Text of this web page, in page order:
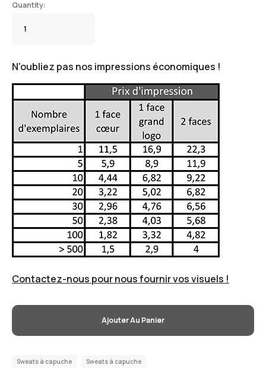
N'oubliez pas nos impressions économiques !
Contactez-nous pour nous fournir vos visuels !
Ajouter Au Panier
Sweats à capuche Sweats à capuche